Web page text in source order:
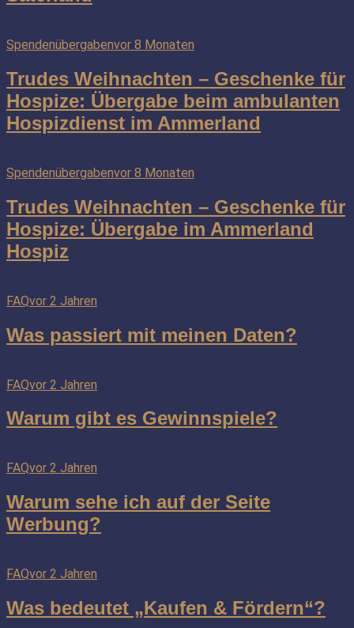
Spendenübergabenvor 8 Monaten
Trudes Weihnachten – Geschenke für
Hospize: Übergabe beim ambulanten
Hospizdienst im Ammerland
Spendenübergabenvor 8 Monaten
Trudes Weihnachten – Geschenke für
Hospize: Übergabe im Ammerland
Hospiz
FAQvor 2 Jahren
Was passiert mit meinen Daten?
FAQvor 2 Jahren
Warum gibt es Gewinnspiele?
FAQvor 2 Jahren
Warum sehe ich auf der Seite
Werbung?
FAQvor 2 Jahren
Was bedeutet „Kaufen & Fördern“?